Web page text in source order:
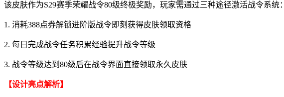
该皮肤作为S29赛季荣耀战令80级终极奖励，玩家需通过三种途径激活战令系统：
1. 消耗388点券解锁进阶版战令即刻获得皮肤领取资格
2. 每日完成战令任务积累经验提升战令等级
3. 战令等级达到80级后在战令界面直接领取永久皮肤
【设计亮点解析】